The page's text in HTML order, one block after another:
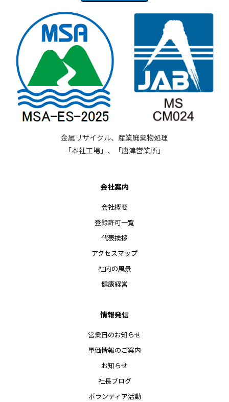
金属リサイクル、産業廃棄物処理
「本社工場」、「唐津営業所」
会社案内
会社概要
登録許可一覧
代表挨拶
アクセスマップ
社内の風景
健康経営
情報発信
営業日のお知らせ
単価情報のご案内
お知らせ
社長ブログ
ボランティア活動